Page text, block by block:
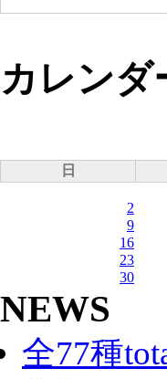
カレンダ
日
2
9
16
23
30
NEWS
全77種